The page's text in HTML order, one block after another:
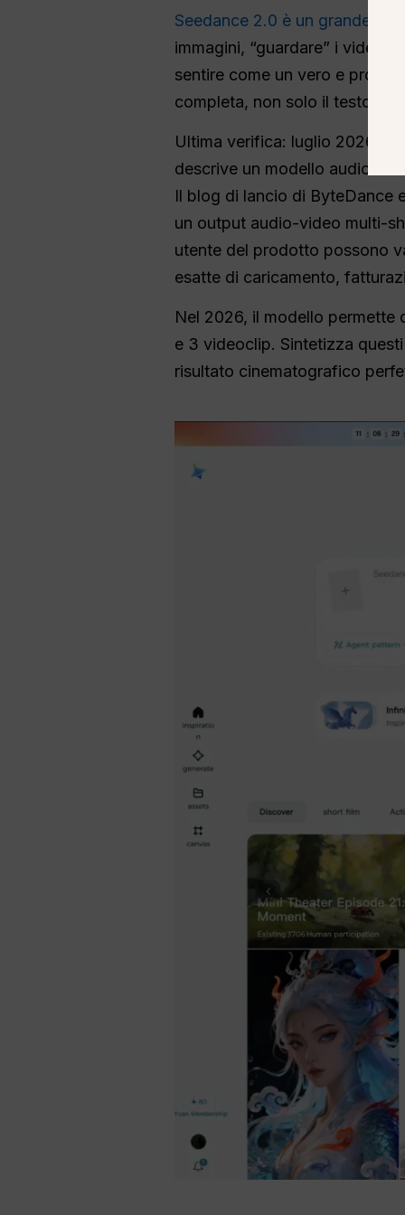
Seedance 2.0 è un grande
immagini, “guardare” i video
sentire come un vero e
completa, non solo il testo.
Ultima verifica: luglio 2026.
descrive un modello audio-
Il blog di lancio di ByteDance
un output audio-video multi-
utente del prodotto possono
esatte di caricamento,
Nel 2026, il modello permette
e 3 videoclip. Sintetizza
risultato cinematografico